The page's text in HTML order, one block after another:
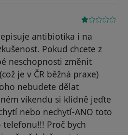
antibiotika i na
Pokud chcete z
neschopnosti změnit
je v ČR běžná praxe)
nebudete dělat
víkendu si klidně jeďte
nebo nechytí-ANO toto
Proč bych